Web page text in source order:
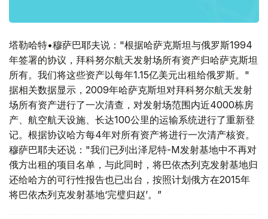
塔勒哈特•穆萨巴耶夫说："根据哈萨克斯坦与俄罗斯1994
年签署的协议，拜科努尔航天发射场所有资产归哈萨克斯坦
所有。我们将这些资产以每年1.15亿美元出租给俄罗斯。"
据相关数据显示，2009年哈萨克斯坦对拜科努尔航天发射
场所有资产进行了一次清查，对发射场范围内近4000栋房
产、航空航天设施、长达100公里的运输系统进行了重新登
记。根据协议哈方每4年对所有资产将进行一次清产核资。
穆萨巴耶夫还说："我们已列出泽尼特-M发射基地中不再对
俄方出租的项目名单，与此同时，将巴依杰列克发射基地归
还给哈方的可行性报告也已出台，按照计划俄方在2015年
将巴依杰列克发射基地‘完璧归赵’。”